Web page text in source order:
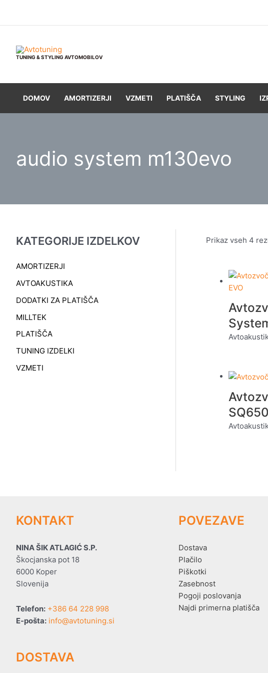
TUNING & STYLING AVTOMOBILOV
DOMOV AMORTIZERJI VZMETI PLATIŠČA STYLING
audio system m130evo
KATEGORIJE IZDELKOV
AMORTIZERJI
AVTOAKUSTIKA
DODATKI ZA PLATIŠČA
MILLTEK
PLATIŠČA
TUNING IZDELKI
VZMETI
Prikaz vseh 4
KONTAKT
NINA ŠIK ATLAGIĆ S.P.
Škocjanska pot 18
6000 Koper
Slovenija
Telefon: +386 64 228 998
E-pošta: info@avtotuning.si
DOSTAVA
POVEZAVE
Dostava
Plačilo
Piškotki
Zasebnost
Pogoji poslovanja
Najdi primerna platišča